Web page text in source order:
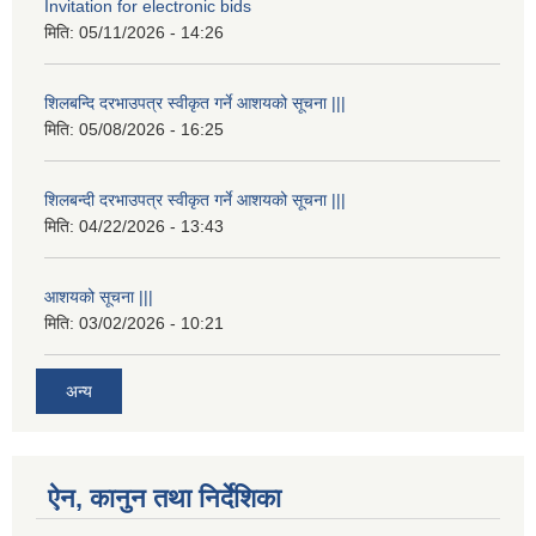
Invitation for electronic bids
मिति: 05/11/2026 - 14:26
शिलबन्दि दरभाउपत्र स्वीकृत गर्ने आशयको सूचना |||
मिति: 05/08/2026 - 16:25
शिलबन्दी दरभाउपत्र स्वीकृत गर्ने आशयको सूचना |||
मिति: 04/22/2026 - 13:43
आशयको सूचना |||
मिति: 03/02/2026 - 10:21
अन्य
ऐन, कानुन तथा निर्देशिका